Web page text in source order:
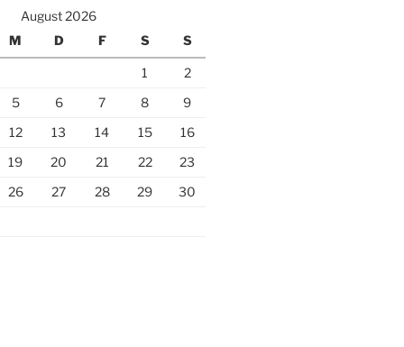
August 2026
M
D F S S
1
2
5
6 7 8
9
12
13 14 15
16
19
20 21 22
23
26
27 28 29 30